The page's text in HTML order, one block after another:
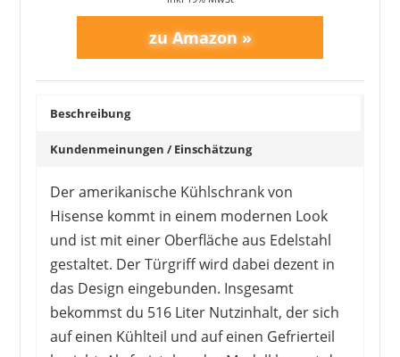
Beschreibung
Kundenmeinungen / Einschätzung
Der amerikanische Kühlschrank von
Hisense kommt in einem modernen Look
und ist mit einer Oberfläche aus Edelstahl
gestaltet. Der Türgriff wird dabei dezent in
das Design eingebunden. Insgesamt
bekommst du 516 Liter Nutzinhalt, der sich
auf einen Kühlteil und auf einen Gefrierteil